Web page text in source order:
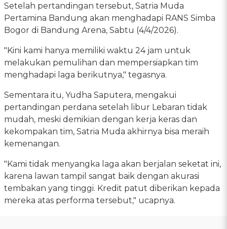
Setelah pertandingan tersebut, Satria Muda
Pertamina Bandung akan menghadapi RANS Simba
Bogor di Bandung Arena, Sabtu (4/4/2026).
"Kini kami hanya memiliki waktu 24 jam untuk
melakukan pemulihan dan mempersiapkan tim
menghadapi laga berikutnya," tegasnya.
Sementara itu, Yudha Saputera, mengakui
pertandingan perdana setelah libur Lebaran tidak
mudah, meski demikian dengan kerja keras dan
kekompakan tim, Satria Muda akhirnya bisa meraih
kemenangan.
"Kami tidak menyangka laga akan berjalan seketat ini,
karena lawan tampil sangat baik dengan akurasi
tembakan yang tinggi. Kredit patut diberikan kepada
mereka atas performa tersebut," ucapnya.